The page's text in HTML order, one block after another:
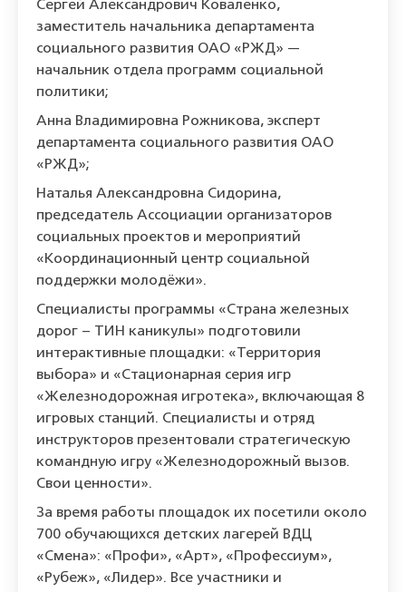
Сергей Александрович Коваленко,
заместитель начальника департамента
социального развития ОАО «РЖД» —
начальник отдела программ социальной
политики;
Анна Владимировна Рожникова, эксперт
департамента социального развития ОАО
«РЖД»;
Наталья Александровна Сидорина,
председатель Ассоциации организаторов
социальных проектов и мероприятий
«Координационный центр социальной
поддержки молодёжи».
Специалисты программы «Страна железных
дорог – ТИН каникулы» подготовили
интерактивные площадки: «Территория
выбора» и «Стационарная серия игр
«Железнодорожная игротека», включающая 8
игровых станций. Специалисты и отряд
инструкторов презентовали стратегическую
командную игру «Железнодорожный вызов.
Свои ценности».
За время работы площадок их посетили около
700 обучающихся детских лагерей ВДЦ
«Смена»: «Профи», «Арт», «Профессиум»,
«Рубеж», «Лидер». Все участники и